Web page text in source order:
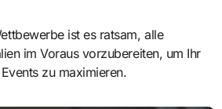
ist es ratsam, alle
im Voraus vorzubereiten, um Ihr
zu maximieren.